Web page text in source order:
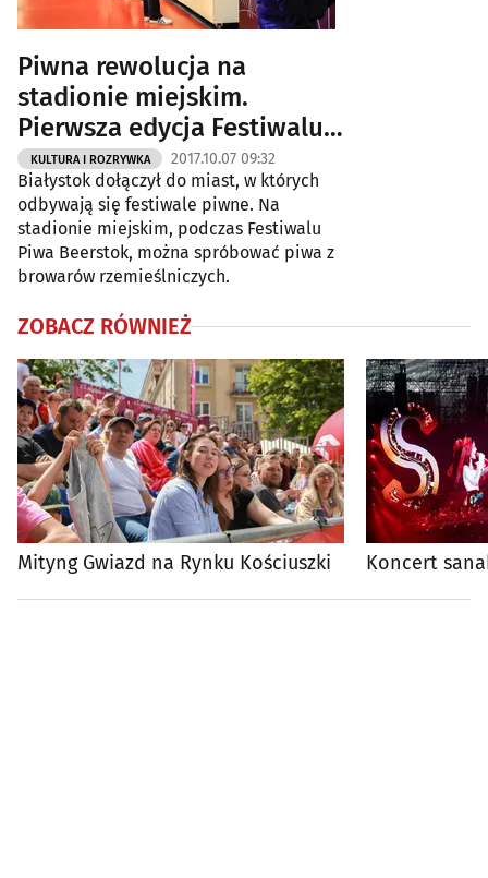
Piwna rewolucja na
stadionie miejskim.
Pierwsza edycja Festiwalu
Beerstok [ZDJĘCIA]
KULTURA I ROZRYWKA 2017.10.07 09:32
Białystok dołączył do miast, w których
odbywają się festiwale piwne. Na
stadionie miejskim, podczas Festiwalu
Piwa Beerstok, można spróbować piwa z
browarów rzemieślniczych.
ZOBACZ RÓWNIEŻ
Mityng Gwiazd na Rynku Kościuszki Koncert